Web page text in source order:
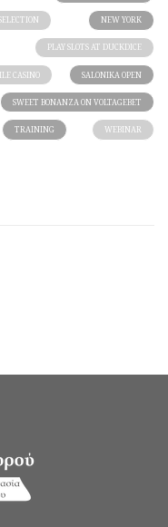
NEW YORK
PLAY SLOTS AT DUCKDICE
CASINO SALONIKA OPEN
SWEET BONANZA ON VOLTAGEBET
TRAINING WEBINAR